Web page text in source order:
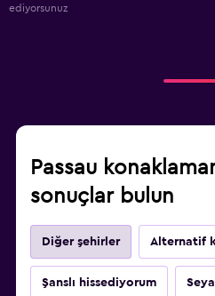
ediyorsunuz
Passau
sonuçlar bulun
Diğer şehirler Alternatif
Şanslı hissediyorum